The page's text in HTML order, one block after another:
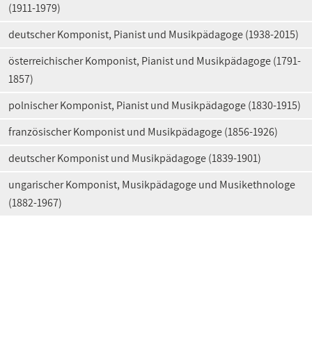
(1911-1979)
deutscher Komponist, Pianist und Musikpädagoge (1938-2015)
österreichischer Komponist, Pianist und Musikpädagoge (1791-
1857)
polnischer Komponist, Pianist und Musikpädagoge (1830-1915)
französischer Komponist und Musikpädagoge (1856-1926)
deutscher Komponist und Musikpädagoge (1839-1901)
ungarischer Komponist, Musikpädagoge und Musikethnologe
(1882-1967)